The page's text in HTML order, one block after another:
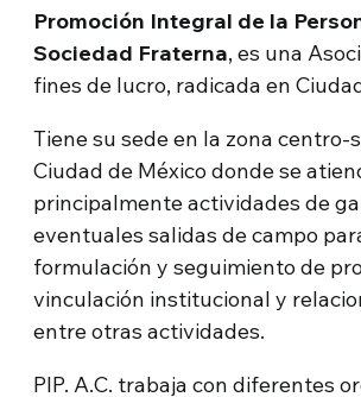
Promoción Integral de la
Sociedad Fraterna, es una
fines de lucro, radicada en
Tiene su sede en la zona centro-
Ciudad de México donde se
principalmente actividades de
eventuales salidas de campo
formulación y seguimiento de
vinculación institucional y
entre otras actividades.
PIP. A.C. trabaja con diferentes